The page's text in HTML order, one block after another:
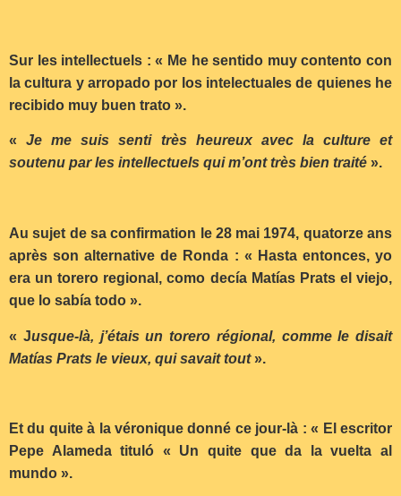
Sur les intellectuels : « Me he sentido muy contento con
la cultura y arropado por los intelectuales de quienes he
recibido muy buen trato ».
« Je me suis senti très heureux avec la culture et
soutenu par les intellectuels qui m’ont très bien traité ».
Au sujet de sa confirmation le 28 mai 1974, quatorze ans
après son alternative de Ronda : « Hasta entonces, yo
era un torero regional, como decía Matías Prats el viejo,
que lo sabía todo ».
« Jusque-là, j’étais un torero régional, comme le disait
Matías Prats le vieux, qui savait tout».
Et du quite à la véronique donné ce jour-là : « El escritor
Pepe Alameda tituló « Un quite que da la vuelta al
mundo ».